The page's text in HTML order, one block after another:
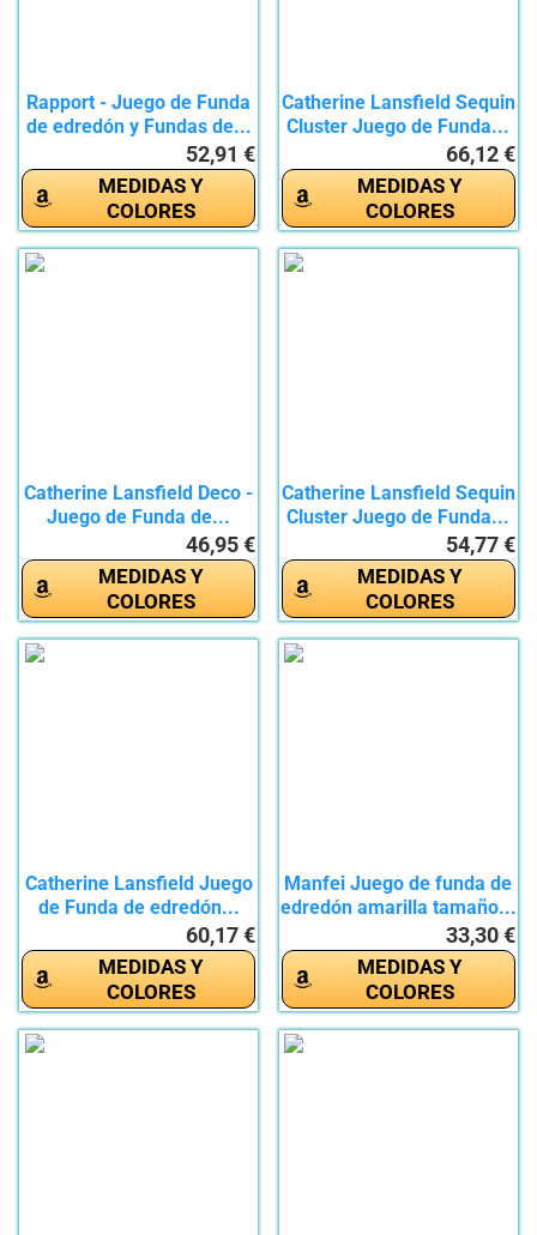
Rapport - Juego de Funda
de edredón y Fundas de...
52,91 €
MEDIDAS Y
COLORES
Catherine Lansfield Sequin
Cluster Juego de Funda...
66,12 €
MEDIDAS Y
COLORES
Catherine Lansfield Deco -
Juego de Funda de...
46,95 €
MEDIDAS Y
COLORES
Catherine Lansfield Sequin
Cluster Juego de Funda...
54,77 €
MEDIDAS Y
COLORES
Catherine Lansfield Juego
de Funda de edredón...
60,17 €
MEDIDAS Y
COLORES
Manfei Juego de funda de
edredón amarilla tamaño...
33,30 €
MEDIDAS Y
COLORES